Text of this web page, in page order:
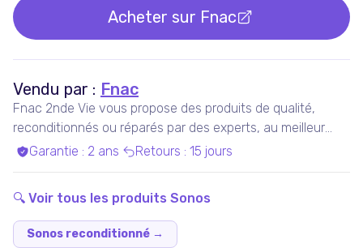
Acheter sur Fnac
Vendu par : Fnac
Fnac 2nde Vie vous propose des produits de qualité,
reconditionnés ou réparés par des experts, au meilleur
prix.Garantie : 2 ans Retours : 15 jours
🔍 Voir tous les produits Sonos
Sonos reconditionné →